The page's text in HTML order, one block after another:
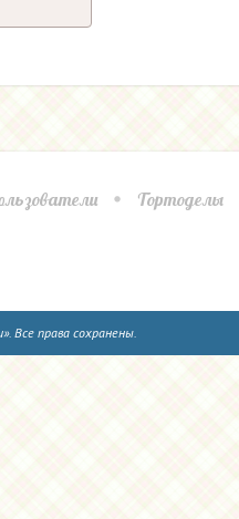
Тортоделы
Все права сохранены.